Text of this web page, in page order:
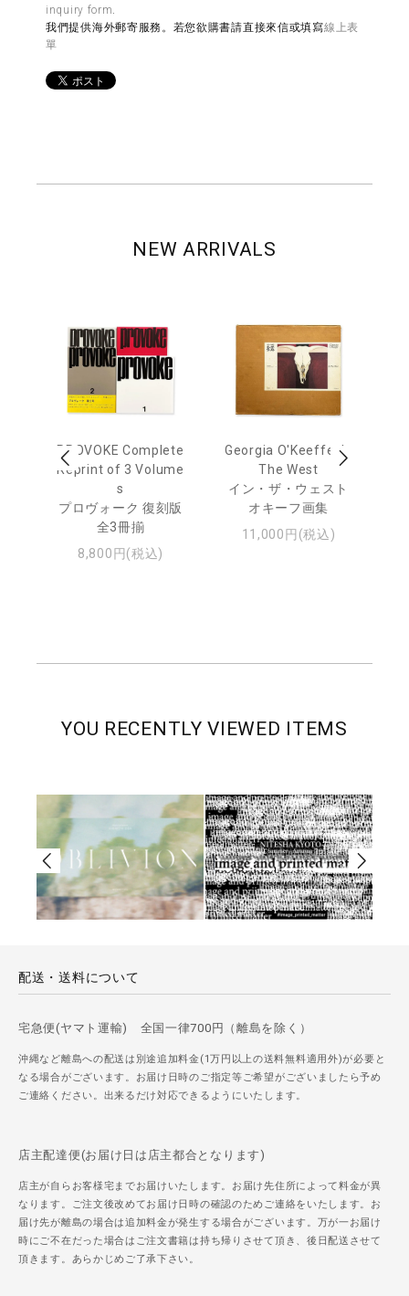
inquiry form
我們提供海外郵寄服務。若您欲購書請直接來信或填寫線上表
單
NEW ARRIVALS
PROVOKE Complete
Reprint of 3 Volume
s
プロヴォーク 復刻版
全3冊揃
8,800円(税込)
Georgia O'Keeffe: In
The West
イン・ザ・ウェスト
オキーフ画集
11,000円(税込)
YOU RECENTLY VIEWED ITEMS
配送・送料について
宅急便(ヤマト運輸) 全国一律700円（離島を除く）
沖縄など離島への配送は別途追加料金(1万円以上の送料無料適用外)が必要と
なる場合がございます。お届け日時のご指定等ご希望がございましたら予め
ご連絡ください。出来るだけ対応できるようにいたします。
店主配達便(お届け日は店主都合となります)
店主が自らお客様宅までお届けいたします。お届け先住所によって料金が異
なります。ご注文後改めてお届け日時の確認のためご連絡をいたします。お
届け先が離島の場合は追加料金が発生する場合がございます。万が一お届け
時にご不在だった場合はご注文書籍は持ち帰りさせて頂き、後日配送させて
頂きます。あらかじめご了承下さい。